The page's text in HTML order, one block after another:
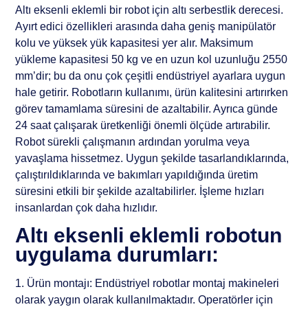
Altı eksenli eklemli bir robot için altı serbestlik derecesi.
Ayırt edici özellikleri arasında daha geniş manipülatör
kolu ve yüksek yük kapasitesi yer alır. Maksimum
yükleme kapasitesi 50 kg ve en uzun kol uzunluğu 2550
mm’dir; bu da onu çok çeşitli endüstriyel ayarlara uygun
hale getirir. Robotların kullanımı, ürün kalitesini artırırken
görev tamamlama süresini de azaltabilir. Ayrıca günde
24 saat çalışarak üretkenliği önemli ölçüde artırabilir.
Robot sürekli çalışmanın ardından yorulma veya
yavaşlama hissetmez. Uygun şekilde tasarlandıklarında,
çalıştırıldıklarında ve bakımları yapıldığında üretim
süresini etkili bir şekilde azaltabilirler. İşleme hızları
insanlardan çok daha hızlıdır.
Altı eksenli eklemli robotun
uygulama durumları:
1. Ürün montajı: Endüstriyel robotlar montaj makineleri
olarak yaygın olarak kullanılmaktadır. Operatörler için